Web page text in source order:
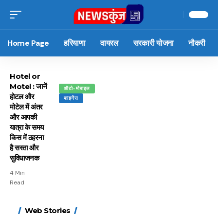
Home Page हरियाणा वायरल सरकारी योजना नौकरी
ऑटो-मोबाइल
फाइनेंस
Hotel or
Motel : जानें
होटल और
मोटेल में अंतर
और आपकी
यात्रा के समय
किस में ठहरना
है सस्ता और
सुविधाजनक
4 Min
Read
Web Stories
15 नवंबर से लागू होंगे
मोटापे को कम करने के लिए